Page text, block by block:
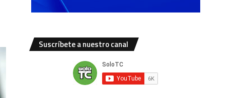
Suscríbete a nuestro canal